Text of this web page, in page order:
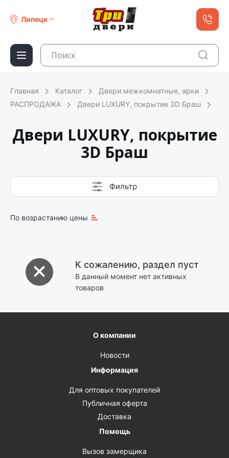
Липецк
Главная Каталог
Двери межкомнатные, арки
РАСПРОДАЖА
Двери LUXURY, покрытие 3D Браш
Двери LUXURY, покрытие
3D Браш
Фильтр
По возрастанию цены
К сожалению, раздел пуст
В данный момент нет активных
товаров
О компании
Новости
Информация
Для оптовых покупателей
Публичная оферта
Доставка
Помощь
Вызов замерщика